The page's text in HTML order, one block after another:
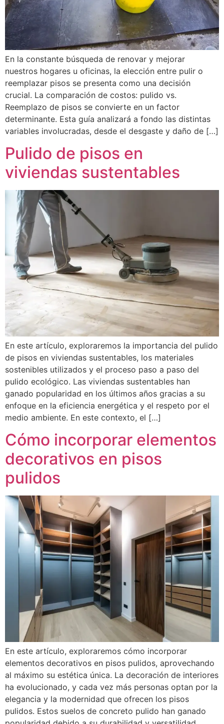
En la constante búsqueda de renovar y mejorar
nuestros hogares u oficinas, la elección entre pulir o
reemplazar pisos se presenta como una decisión
crucial. La comparación de costos: pulido vs.
Reemplazo de pisos se convierte en un factor
determinante. Esta guía analizará a fondo las distintas
variables involucradas, desde el desgaste y daño de […]
Pulido de pisos en
viviendas sustentables
En este artículo, exploraremos la importancia del pulido
de pisos en viviendas sustentables, los materiales
sostenibles utilizados y el proceso paso a paso del
pulido ecológico. Las viviendas sustentables han
ganado popularidad en los últimos años gracias a su
enfoque en la eficiencia energética y el respeto por el
medio ambiente. En este contexto, el […]
Cómo incorporar elementos
decorativos en pisos
pulidos
En este artículo, exploraremos cómo incorporar
elementos decorativos en pisos pulidos, aprovechando
al máximo su estética única. La decoración de interiores
ha evolucionado, y cada vez más personas optan por la
elegancia y la modernidad que ofrecen los pisos
pulidos. Estos suelos de concreto pulido han ganado